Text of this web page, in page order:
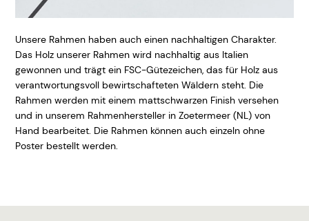
Unsere Rahmen haben auch einen nachhaltigen Charakter.
Das Holz unserer Rahmen wird nachhaltig aus Italien
gewonnen und trägt ein FSC-Gütezeichen, das für Holz aus
verantwortungsvoll bewirtschafteten Wäldern steht. Die
Rahmen werden mit einem mattschwarzen Finish versehen
und in unserem Rahmenhersteller in Zoetermeer (NL) von
Hand bearbeitet. Die Rahmen können auch einzeln ohne
Poster bestellt werden.